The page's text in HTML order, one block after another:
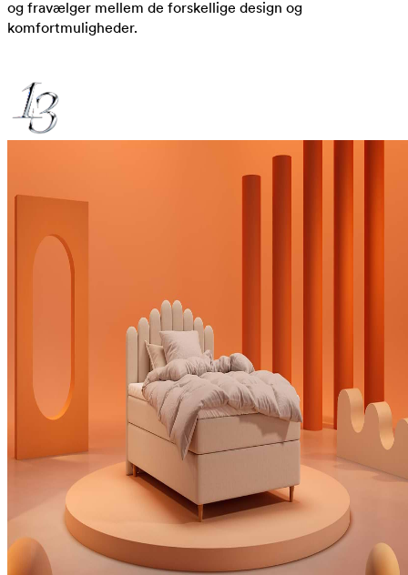
og fravælger mellem de forskellige design og
komfortmuligheder.